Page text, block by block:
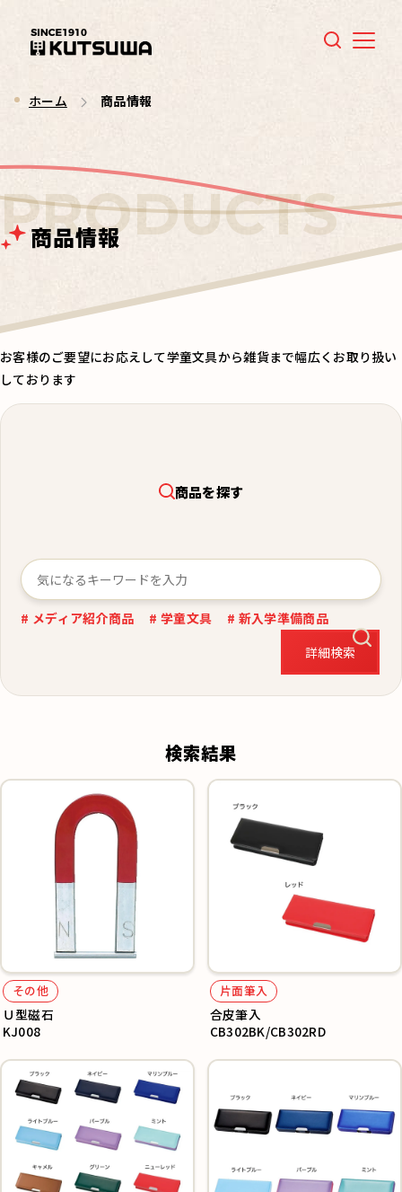
Menu
ホーム 商品情報
商品情報
お客様のご要望にお応えして学童文具から雑貨まで幅広くお取り扱い
しております
商品を探す
詳細検索
# メディア紹介商品 # 学童文具 # 新入学準備商品
検索結果
その他
Ｕ型磁石
KJ008
片面筆入
合皮筆入
CB302BK/CB302RD